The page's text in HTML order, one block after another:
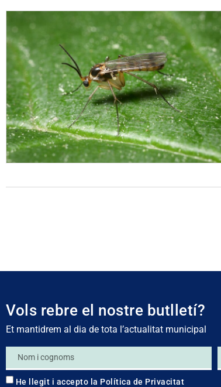
Vols rebre el nostre butlletí?
Et mantidrem al dia de tota l’actualitat municipal
He llegit i accepto la Política de Privacitat